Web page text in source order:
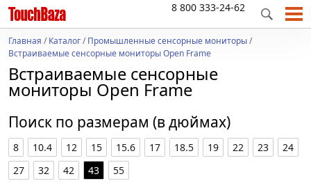
8 800 333-24-62
Главная /Каталог/Промышленные сенсорные мониторы/
Встраиваемые сенсорные мониторы Open Frame
Встраиваемые сенсорные
мониторы Open Frame
Поиск по размерам (в дюймах)
8 10.4 12 15 15.6 17 18.5 19 22 23
24
27
32 42 43 55